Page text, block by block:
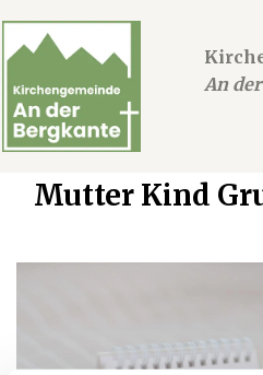
An
Mutter Kind